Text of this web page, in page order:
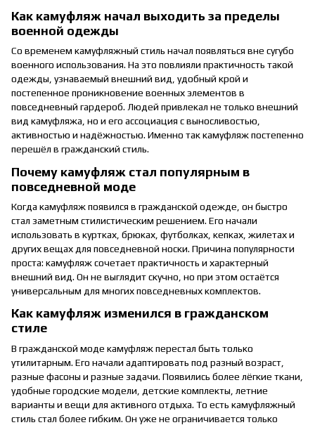
Как камуфляж начал выходить за пределы
военной одежды
Со временем камуфляжный стиль начал появляться вне сугубо
военного использования. На это повлияли практичность такой
одежды, узнаваемый внешний вид, удобный крой и
постепенное проникновение военных элементов в
повседневный гардероб. Людей привлекал не только внешний
вид камуфляжа, но и его ассоциация с выносливостью,
активностью и надёжностью. Именно так камуфляж постепенно
перешёл в гражданский стиль.
Почему камуфляж стал популярным в
повседневной моде
Когда камуфляж появился в гражданской одежде, он быстро
стал заметным стилистическим решением. Его начали
использовать в куртках, брюках, футболках, кепках, жилетах и
других вещах для повседневной носки. Причина популярности
проста: камуфляж сочетает практичность и характерный
внешний вид. Он не выглядит скучно, но при этом остаётся
универсальным для многих повседневных комплектов.
Как камуфляж изменился в гражданском
стиле
В гражданской моде камуфляж перестал быть только
утилитарным. Его начали адаптировать под разный возраст,
разные фасоны и разные задачи. Появились более лёгкие ткани,
удобные городские модели, детские комплекты, летние
варианты и вещи для активного отдыха. То есть камуфляжный
стиль стал более гибким. Он уже не ограничивается только